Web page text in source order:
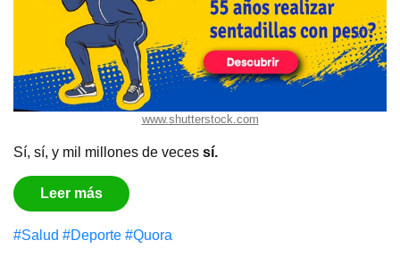
www.shutterstock.com
Sí, sí, y mil millones de veces sí.
Leer más
#Salud #Deporte #Quora